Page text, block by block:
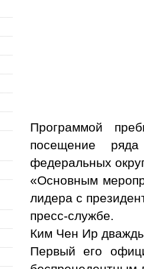
Программой
посещение
федеральных
«Основным
лидера с
пресс-службе.
Ким Чен Ир
Первый его